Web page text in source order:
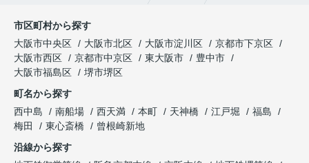
市区町村から探す
大阪市中央区
大阪市北区 大阪市淀川区
京都市下京区
大阪市西区
京都市中京区 東大阪市
豊中市
大阪市福島区
堺市堺区
町名から探す
西中島
南船場 西天満 本町 天神橋 江戸堀
福島
梅田
東心斎橋
曾根崎新地
沿線から探す